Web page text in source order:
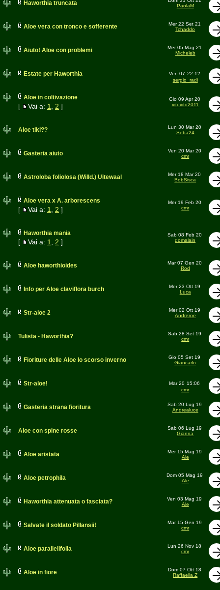
Haworthia truncata
PaolaM
Aloe vera con tronco e sofferente
Mer 22 Set 21
Tchaddo
Aiuto! Aloe con problemi
Mer 05 Mag 21
Micheleb
Estate per Haworthia Ven 07 22:12
sergio_radi
Aloe in coltivazione
[ Vai a: 1 2 ]
Gio 09 Apr 20
vitovito2011
Aloe tiki??
Lun 30 Mar 20
Seba24
Gasteria aiuto
Ven 20 Mar 20
cmr
Astroloba foliolosa (Willd.) Uitewaal
Mer 18 Mar 20
BobSisca
Aloe vera x A. arborescens
[ Vai a: 1 2 ]
Mer 19 Feb 20
cmr
Haworthia mania
[ Vai a: 1 2 ]
Sab 08 Feb 20
domalain
Aloe haworthioides
Mar 07 Gen 20
Rod
Info per Aloe claviflora burch
Mer 23 Ott 19
Luca
Str-aloe 2
Mer 02 Ott 19
Andreroe
Tulista - Haworthia?
Sab 28 Set 19
cmr
Fioriture delle Aloe lo scorso inverno
Gio 05 Set 19
Giancarlo
Str-aloe! Mar 20 15:06
cmr
Gasteria strana fioritura
Sab 20 Lug 19
Andrealuce
Aloe con spine rosse
Sab 06 Lug 19
Gianna
Aloe aristata
Mer 15 Mag 19
Ale
Aloe petrophila
Dom 05 Mag 19
Ale
Haworthia attenuata o fasciata?
Ven 03 Mag 19
Ale
Salvate il soldato Pillansii!
Mar 15 Gen 19
cmr
Aloe parallelifolia
Lun 26 Nov 18
cmr
Aloe in fiore
Dom 07 Ott 18
Raffaella Z